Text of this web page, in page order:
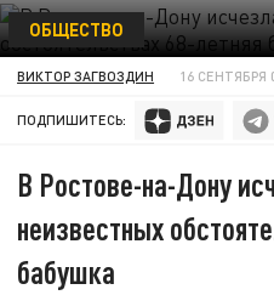
ОБЩЕСТВО
ВИКТОР ЗАГВОЗДИН 16 СЕНТЯБРЯ
ПОДПИШИТЕСЬ:
В Ростове-на-Дону
неизвестных
бабушка